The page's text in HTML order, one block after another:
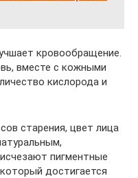
кровообращение.
вместе с кожными
кислорода и
старения, цвет лица
пигментные
достигается